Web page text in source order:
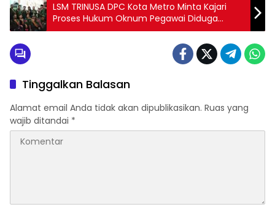
LSM TRINUSA DPC Kota Metro Minta Kajari
Proses Hukum Oknum Pegawai Diduga
Pemalsu Dokumen
Tinggalkan Balasan
Alamat email Anda tidak akan dipublikasikan. Ruas yang
wajib ditandai *